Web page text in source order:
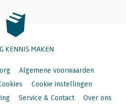
KENNIS MAKEN
Algemene voorwaarden
Cookie instellingen
Service & Contact Over ons